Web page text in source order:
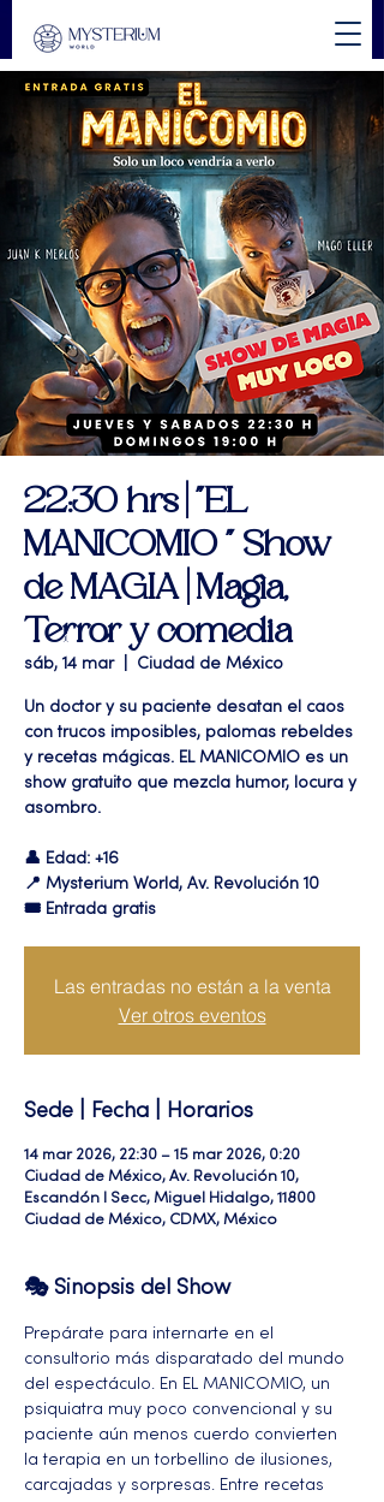
22:30 hrs | "EL
MANICOMIO " Show
de MAGIA | Magia,
Terror y comedia
sáb, 14 mar
  |
Ciudad de México
Un doctor y su paciente desatan el caos
con trucos imposibles, palomas rebeldes
y recetas mágicas. EL MANICOMIO es un
show gratuito que mezcla humor, locura y
asombro.
👤 Edad: +16
📍 Mysterium World, Av. Revolución 10
🎟️ Entrada gratis
Las entradas no están a la venta
Ver otros eventos
Sede | Fecha | Horarios
14 mar 2026, 22:30 – 15 mar 2026, 0:20
Ciudad de México, Av. Revolución 10,
Escandón I Secc, Miguel Hidalgo, 11800
Ciudad de México, CDMX, México
🎭 Sinopsis del Show
Prepárate para internarte en el
consultorio más disparatado del mundo
del espectáculo. En EL MANICOMIO, un
psiquiatra muy poco convencional y su
paciente aún menos cuerdo convierten
la terapia en un torbellino de ilusiones,
carcajadas y sorpresas. Entre recetas